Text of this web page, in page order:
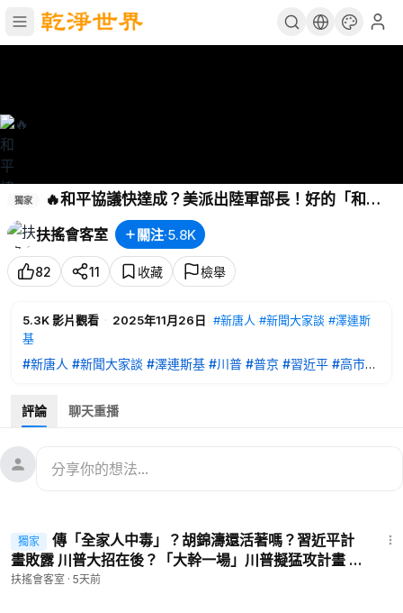
獨家
🔥和平協議快達成？美派出陸軍部長！好的「和
平」應是什麼樣？中共黨魁通電美總統，為的這件事？！
｜#新聞大家談
扶搖會客室 關注·5.8K
82 11 收藏 檢舉
5.3K影片觀看 · 2025年11月26日 #新唐人 #新聞大家談 #澤連斯
基
#新唐人 #新聞大家談 #澤連斯基 #川普 #普京 #習近平 #高市早
「和平計畫」一波三折 美派出陸軍部長 用意何在？
中共黨魁通電川普 雙方重點大不同
資深媒體人 李肅先生
主持人：金石
評論 聊天重播
獨家
傳「全家人中毒」？胡錦濤還活著嗎？習近平計
畫敗露 川普大招在後？「大幹一場」川普擬猛攻計畫 參
院未限戰權【新聞大家談】｜2026-07-31
扶搖會客室 · 5天前